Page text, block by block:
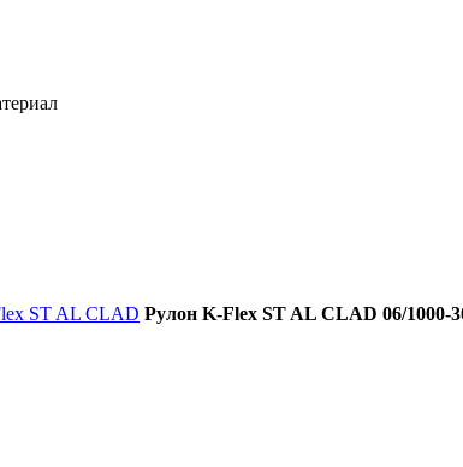
ST AL CLAD Рулон K-Flex ST AL CLAD 06/1000-